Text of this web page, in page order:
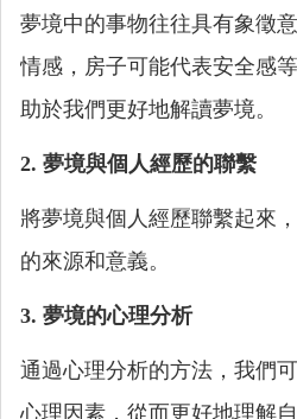
夢境中的事物往往具有象徵
情感，房子可能代表安全感
助於我們更好地解讀夢境。
2. 夢境與個人經歷的聯繫
將夢境與個人經歷聯繫起來
的來源和意義。
3. 夢境的心理分析
通過心理分析的方法，我們
心理因素，從而更好地理解